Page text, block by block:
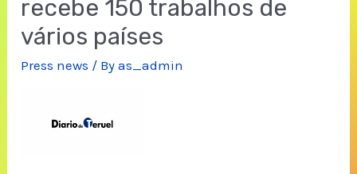
recebe 150 trabalhos de
vários países
Press news / Byas_admin